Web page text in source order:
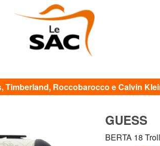
Timberland, Roccobarocco e Calvin
GUESS
BERTA 18